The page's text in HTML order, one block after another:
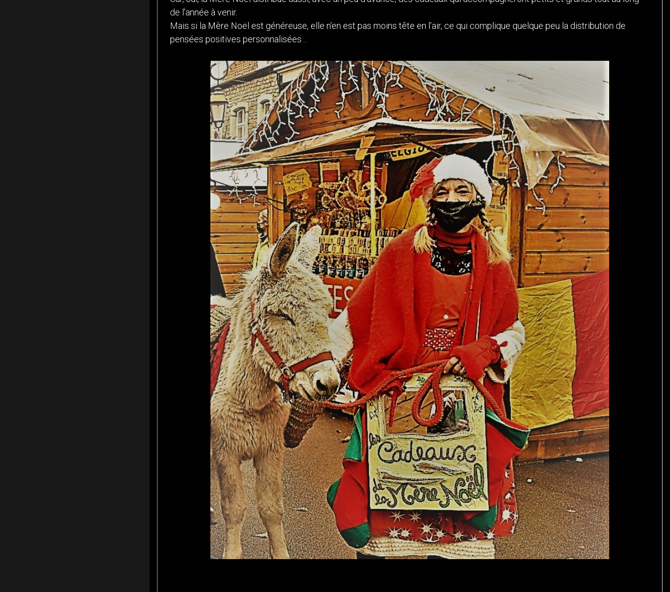
de l’année à venir.
Mais si la Mère Noël est généreuse, elle n’en est pas moins tête en l’air, ce qui complique quelque peu la distribution de
pensées positives personnalisées…